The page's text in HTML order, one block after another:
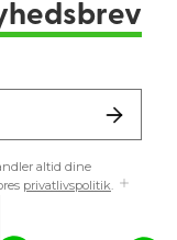
altid dine
privatlivspolitik.